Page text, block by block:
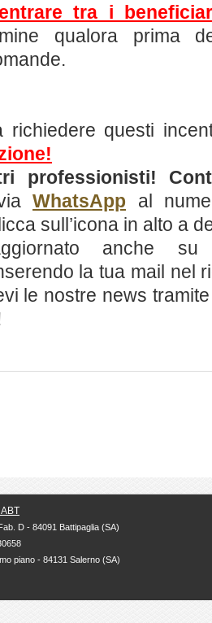
tra i
qualora prima
richiedere questi
professionisti!
WhatsApp al
sull’icona in alto a
anche su
la tua mail nel
le nostre news
D - 84091 Battipaglia (SA)
piano - 84131 Salerno (SA)